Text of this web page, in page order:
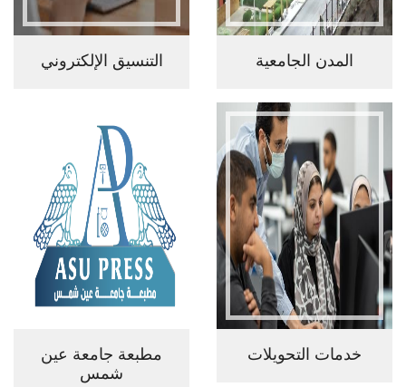
المدن الجامعية التنسيق الإلكتروني
خدمات التحويلات
مطبعة جامعة عين
شمس